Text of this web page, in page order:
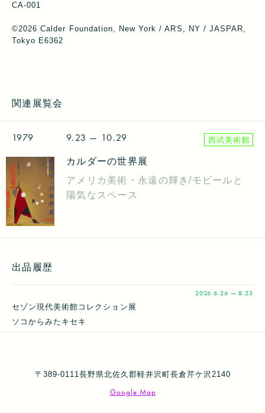
CA-001
©︎2026 Calder Foundation, New York / ARS, NY / JASPAR,
Tokyo E6362
関連展覧会
1979 9.23 — 10.29 西武美術館
カルダーの世界展
アメリカ美術・永遠の輝き/モビールと
陽気なスペース
出品履歴
2026 6.26 — 8.23
セゾン現代美術館コレクション展
ソコからみたキセキ
〒389-0111長野県北佐久郡軽井沢町長倉芹ケ沢2140
Google Map